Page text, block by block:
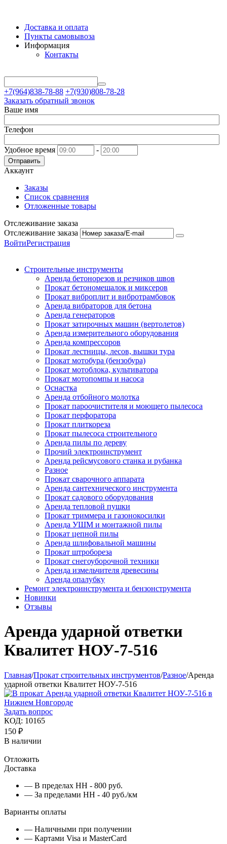
Доставка и оплата
Пункты самовывоза
Информация
Контакты
+7(964)838-78-88 +7(930)808-78-28
Заказать обратный звонок
Ваше имя
Телефон
Удобное время -
Отправить
Аккаунт
Заказы
Список сравнения
Отложенные товары
Отслеживание заказа
Отслеживание заказа
ВойтиРегистрация
Строительные инструменты
Аренда бетонорезов и резчиков швов
Прокат бетономешалок и миксеров
Прокат виброплит и вибротрамбовок
Аренда вибраторов для бетона
Аренда генераторов
Прокат затирочных машин (вертолетов)
Аренда измерительного оборудования
Аренда компрессоров
Прокат лестницы, лесов, вышки тура
Прокат мотобура (бензобура)
Прокат мотоблока, культиватора
Прокат мотопомпы и насоса
Оснастка
Аренда отбойного молотка
Прокат пароочистителя и моющего пылесоса
Прокат перфоратора
Прокат плиткореза
Прокат пылесоса строительного
Аренда пилы по дереву
Прочий электроинструмент
Аренда рейсмусового станка и рубанка
Разное
Прокат сварочного аппарата
Аренда сантехнического инструмента
Прокат садового оборудования
Аренда тепловой пушки
Прокат триммера и газонокосилки
Аренда УШМ и монтажной пилы
Прокат цепной пилы
Аренда шлифовальной машины
Прокат штробореза
Прокат снегоуборочной техники
Аренда измельчителя древесины
Аренда опалубку
Ремонт электроинструмента и бензонструмента
Новинки
Отзывы
Аренда ударной ответки
Квалитет НОУ-7-516
Главная/Прокат строительных инструментов/Разное/Аренда
ударной ответки Квалитет НОУ-7-516
Задать вопрос
КОД: 10165
150 ₽
В наличии
Отложить
Доставка
— В пределах НН - 800 руб.
— За пределами НН - 40 руб./км
Варианты оплаты
— Наличными при получении
— Картами Visa и MasterCard